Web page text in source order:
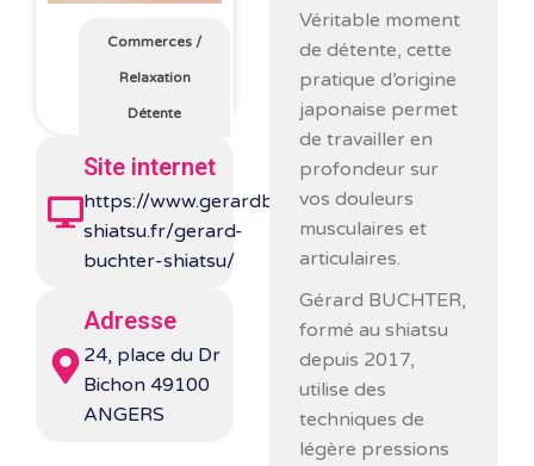
Commerces /
Relaxation
Détente
Site internet
https://www.gerardbuchter-
shiatsu.fr/gerard-
buchter-shiatsu/
Adresse
24, place du Dr
Bichon 49100
ANGERS
Véritable moment
de détente, cette
pratique d’origine
japonaise permet
de travailler en
profondeur sur
vos douleurs
musculaires et
articulaires.
Gérard BUCHTER,
formé au shiatsu
depuis 2017,
utilise des
techniques de
légère pressions